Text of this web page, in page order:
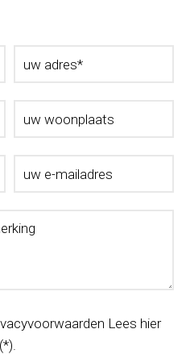
Lees hier
(*).